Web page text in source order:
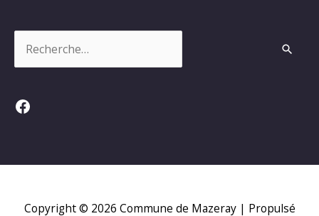
Facebook
Copyright © 2026 Commune de Mazeray| Propulsé